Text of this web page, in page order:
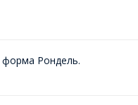
форма Рондель.